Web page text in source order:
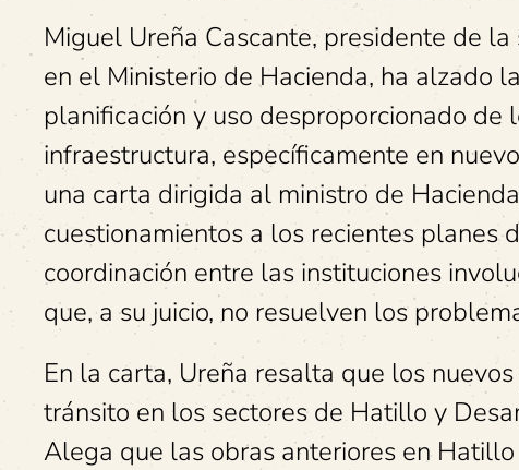
Miguel Ureña Cascante, presidente de
en el Ministerio de Hacienda, ha alzado
planificación y uso desproporcionado de
infraestructura, específicamente en
una carta dirigida al ministro de
cuestionamientos a los recientes planes
coordinación entre las instituciones
que, a su juicio, no resuelven los
En la carta, Ureña resalta que los
tránsito en los sectores de Hatillo y
Alega que las obras anteriores en